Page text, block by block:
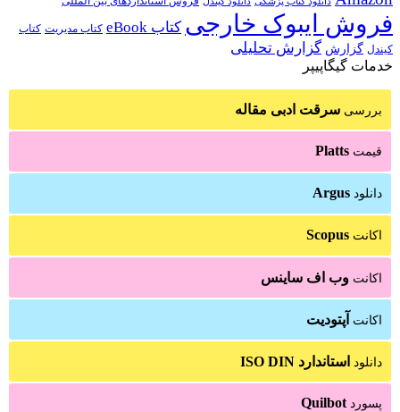
فروش ایبوک خارجی کتاب eBook کتاب مدیریت کتاب
کیندل گزارش گزارش تحلیلی
خدمات گیگاپیپر
بررسی سرقت ادبی مقاله
قیمت Platts
دانلود Argus
اکانت Scopus
اکانت وب اف ساینس
اکانت آپتودیت
دانلود استاندارد ISO DIN
پسوردQuilbot